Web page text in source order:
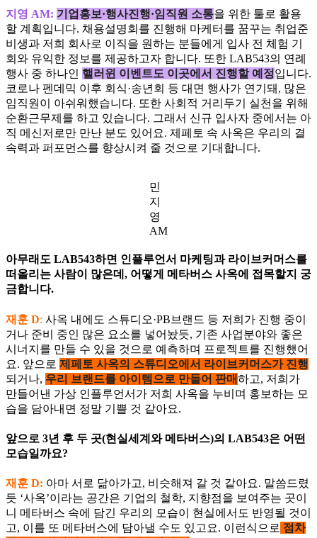
지영 AM: 기업홍보·행사진행·임직원 소통을 위한 툴로 활용
할 계획입니다. 채용설명회를 진행해 마케터를 꿈꾸는 취업준
비생과 저희 회사로 이직을 원하는 분들에게 입사 전 체험 기
회와 유익한 정보를 제공하고자 합니다. 또한 LAB543의 연례
행사 중 하나인 핼러윈 이벤트도 이곳에서 진행할 예정입니다.
코로나 펜데믹 이후 회식·송년회 등 대면 행사가 연기돼, 많은
임직원이 아쉬워했습니다. 또한 사회적 거리두기 실천을 위해
순환근무제를 하고 있습니다. 그래서 신규 입사자 중에서는 아
직 메신저로만 만난 분도 있어요. 제페토 속 사옥은 우리의 결
속력과 퍼포먼스를 향상시켜 줄 것으로 기대합니다.
민
지
영
AM
아무래도 LAB543하면 인플루언서 마케팅과 라이브커머스를
떠올리는 사람이 많은데, 어떻게 메타버스 사옥에 접목할지 궁
금합니다.
재훈 D: 사옥 내에도 스튜디오·PB브랜드 등 저희가 진행 중이
거나 준비 중인 많은 요소를 넣어놨듯, 기존 사업분야와 좋은
시너지를 만들 수 있을 것으로 예측하며 프로젝트를 진행했어
요. 앞으로 제페토 사옥의 스튜디오에서 라이브커머스가 진행
되거나, 우리 브랜드를 아이템으로 만들어 판매하고, 저희가
만들어낸 가상 인플루언서가 저희 사옥을 누비며 홍보하는 모
습을 담아내면 정말 기쁠 것 같아요.
앞으로 3년 후 두 곳(현실세계와 메타버스)의 LAB543은 어떤
모습일까요?
재훈 D: 아마 서로 닮아가고, 비슷해져 갈 것 같아요. 말씀드렸
듯 ‘사옥’이라는 공간은 기업의 철학, 지향점을 보여주는 곳이
니 메타버스 속에 담긴 우리의 모습이 현실에서도 반영될 것이
고, 이를 또 메타버스에 담아낼 수도 있고요. 이런식으로 점차